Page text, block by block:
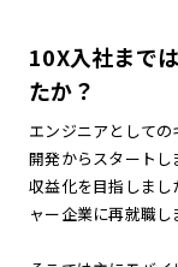
10X入社まで
たか？
エンジニアとして
開発からスタート
収益化を目指しま
ャー企業に再就職し